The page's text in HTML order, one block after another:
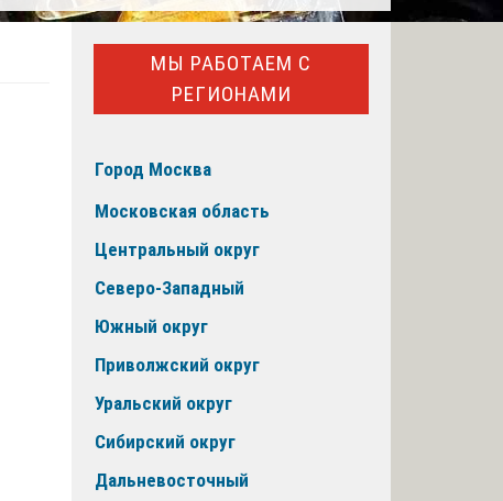
МЫ РАБОТАЕМ С
РЕГИОНАМИ
Город Москва
Московская область
Центральный округ
Северо-Западный
Южный округ
Приволжский округ
Уральский округ
Сибирский округ
Дальневосточный